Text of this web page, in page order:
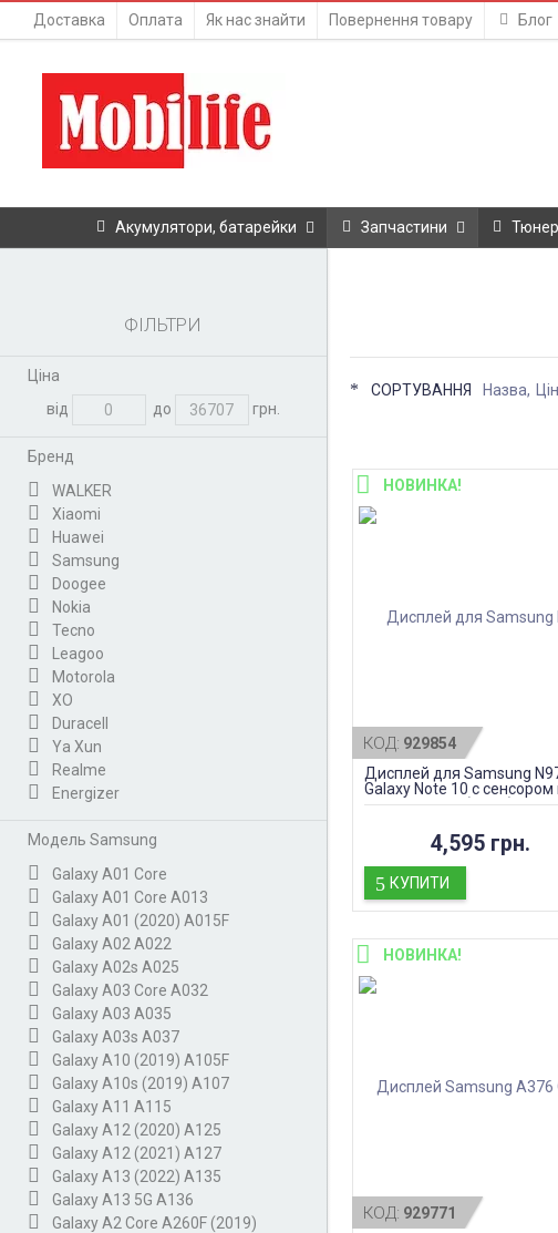
Доставка Оплата Як нас знайти Повернення товару Блог
Акумулятори, батарейки Запчастини
ФІЛЬТРИ
Ціна
від
до грн.
Бренд
WALKER
Xiaomi
Huawei
Samsung
Doogee
Nokia
Tecno
Leagoo
Motorola
XO
Duracell
Ya Xun
Realme
Energizer
Модель Samsung
Galaxy A01 Core
Galaxy A01 Core A013
Galaxy A01 (2020) A015F
Galaxy A02 A022
Galaxy A02s A025
Galaxy A03 Core A032
Galaxy A03 A035
Galaxy A03s A037
Galaxy A10 (2019) A105F
Galaxy A10s (2019) A107
Galaxy A11 A115
Galaxy A12 (2020) A125
Galaxy A12 (2021) A127
Galaxy A13 (2022) A135
Galaxy A13 5G A136
Galaxy A2 Core A260F (2019)
СОРТУВАННЯ Назва
КОД: 929854
НОВИНКА!
Дисплей для Samsung
Galaxy Note 10 с сенсором
рамкой, black (OLED)
4,595 грн.
КУПИТИ
КОД: 929771
НОВИНКА!